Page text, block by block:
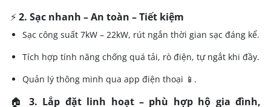
⚡2. Sạc nhanh – An toàn – Tiết kiệm
Sạc công suất 7kW – 22kW, rút ngắn thời gian sạc đáng kể.
Tích hợp tính năng chống quá tải, rò điện, tự ngắt khi đầy.
Quản lý thông minh qua app điện thoại 📱.
🏠 3. Lắp đặt linh hoạt – phù hợp hộ gia đình,